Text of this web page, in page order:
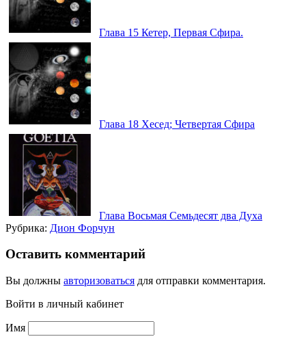
Глава 15 Кетер, Первая Сфира.
Глава 18 Хесед; Четвертая Сфира
Глава Восьмая Семьдесят два Духа
Рубрика: Дион Форчун
Оставить комментарий
Вы должны авторизоваться для отправки комментария.
Войти в личный кабинет
Имя